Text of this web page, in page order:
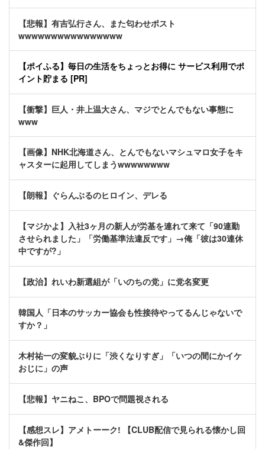
【悲報】有吉弘行さん、また匂わせポスト
wwwwwwwwwwwwwwww
【ポイふる】毎日の生活をちょっとお得に サービス利用でポ
イント貯まる [PR]
【衝撃】巨人・井上温大さん、マジでとんでもない事態に
www
【画像】NHK北海道さん、とんでもないマシュマロ女子をキ
ャスターに起用してしまうwwwwwwww
【朗報】ぐらんぶるのヒロイン、デレる
【マジかよ】入社3ヶ月の新人が労基を連れて来て「90連勤
させられました」「労働基準法違反です」→俺「彼は30連休
中ですが?」
【政治】れいわ新選組が「いのちの党」に党名変更
韓国人「日本のサッカー協会も性接待やってるんじゃないで
すか？」
木村祐一の変貌ぶりに「渋くなりすぎ」「いつの間にかイケ
おじに」の声
【悲報】ヤニねこ、BPOで問題視される
【感想スレ】アメトーーク! 【CLUB配信で見られる懐かし回
&傑作回】